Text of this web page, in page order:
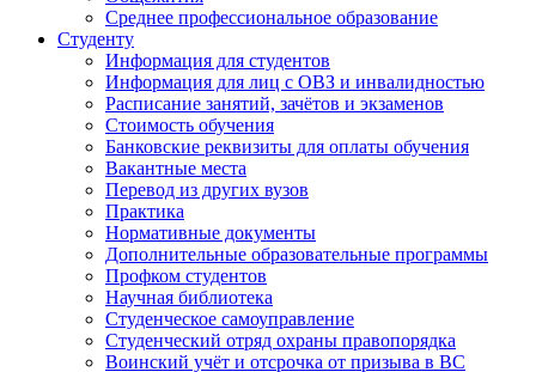
Среднее профессиональное образование
Студенту
Информация для студентов
Информация для лиц с ОВЗ и инвалидностью
Расписание занятий, зачётов и экзаменов
Стоимость обучения
Банковские реквизиты для оплаты обучения
Вакантные места
Перевод из других вузов
Практика
Нормативные документы
Дополнительные образовательные программы
Профком студентов
Научная библиотека
Студенческое самоуправление
Студенческий отряд охраны правопорядка
Воинский учёт и отсрочка от призыва в ВС